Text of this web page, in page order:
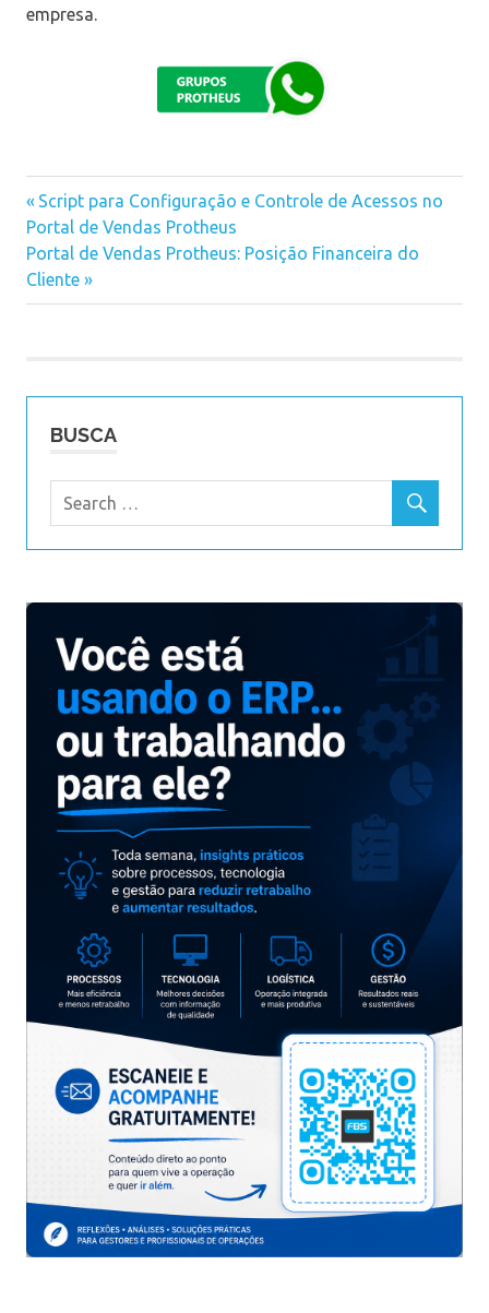
empresa.
Navegação
de
Post
Previous
Post:
Script para Configuração e Controle de Acessos no
Portal de Vendas Protheus
Next
Post:
Portal de Vendas Protheus: Posição Financeira do
Cliente
BUSCA